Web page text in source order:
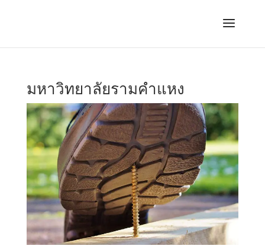
มหาวิทยาลัยรามคำแหง